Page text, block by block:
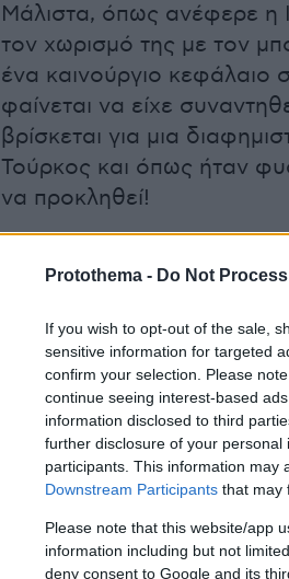
Protothema - Do Not
If you wish to opt-out of the sale,
sensitive information for targeted
confirm your selection. Please
continue seeing interest-based
information disclosed to third
further disclosure of your personal
participants. This information may
Downstream Participants that may
Please note that this website/app
information including but not
deny consent to Google and its
Μάλιστα, όπως ανέφερε η
τον χωρισμό της με τον
ένα καινούργιο κεφάλαιο
φαίνεται να είχε
βρίσκεται για μια
Τούρκος και όπως ήταν
να προκληθεί!